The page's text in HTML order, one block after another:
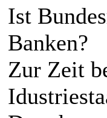
Ist
Banken?
Zur Zeit